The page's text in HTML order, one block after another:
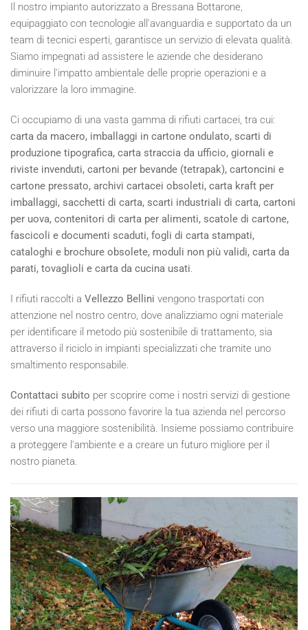
Il nostro impianto autorizzato a Bressana Bottarone,
equipaggiato con tecnologie all'avanguardia e supportato da un
team di tecnici esperti, garantisce un servizio di elevata qualità.
Siamo impegnati ad assistere le aziende che desiderano
diminuire l'impatto ambientale delle proprie operazioni e a
valorizzare la loro immagine.
Ci occupiamo di una vasta gamma di rifiuti cartacei, tra cui:
carta da macero, imballaggi in cartone ondulato, scarti di
produzione tipografica, carta straccia da ufficio, giornali e
riviste invenduti, cartoni per bevande (tetrapak), cartoncini e
cartone pressato, archivi cartacei obsoleti, carta kraft per
imballaggi, sacchetti di carta, scarti industriali di carta, cartoni
per uova, contenitori di carta per alimenti, scatole di cartone,
fascicoli e documenti scaduti, fogli di carta stampati,
cataloghi e brochure obsolete, moduli non più validi, carta da
parati, tovaglioli e carta da cucina usati.
I rifiuti raccolti a Vellezzo Bellini vengono trasportati con
attenzione nel nostro centro, dove analizziamo ogni materiale
per identificare il metodo più sostenibile di trattamento, sia
attraverso il riciclo in impianti specializzati che tramite uno
smaltimento responsabile.
Contattaci subito per scoprire come i nostri servizi di gestione
dei rifiuti di carta possono favorire la tua azienda nel percorso
verso una maggiore sostenibilità. Insieme possiamo contribuire
a proteggere l'ambiente e a creare un futuro migliore per il
nostro pianeta.